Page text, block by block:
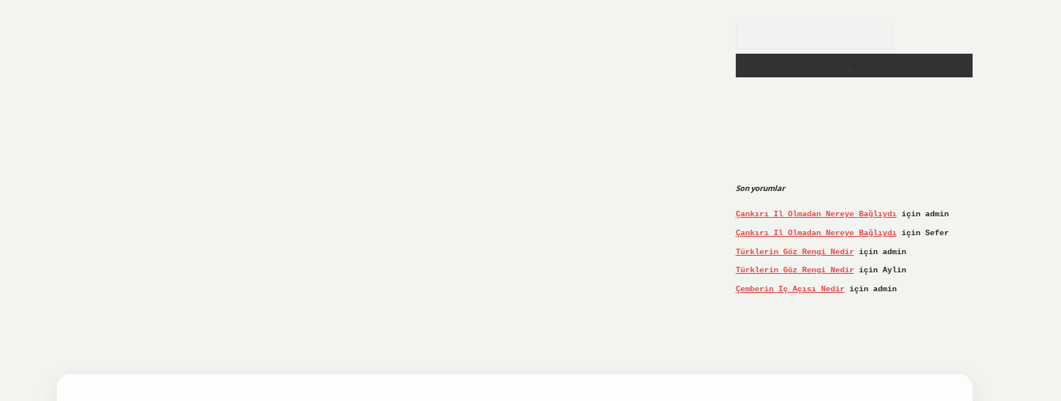
Son yorumlar
Çankırı Il Olmadan Nereye Bağlıydıiçin admin
Çankırı Il Olmadan Nereye Bağlıydıiçin Sefer
Türklerin Göz Rengi Nediriçin admin
Türklerin Göz Rengi Nediriçin Aylin
Çemberin Iç Açısı Nediriçin admin